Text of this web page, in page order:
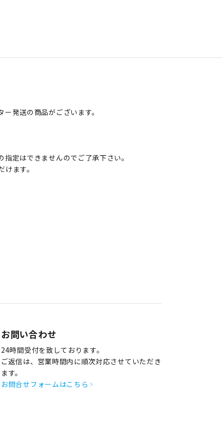
発送の商品がございます。
定はできませんのでご了承下さい。
ます。
お問い合わせ
24時間受付を致しております。
ご返信は、営業時間内に順次対応させていただき
ます。
お問合せフォームはこちら